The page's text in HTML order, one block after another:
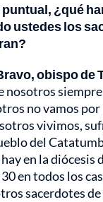
¿qué
ustedes los
obispo de
no vamos por
vivimos,
del
en la diócesis
en todos los
sacerdotes